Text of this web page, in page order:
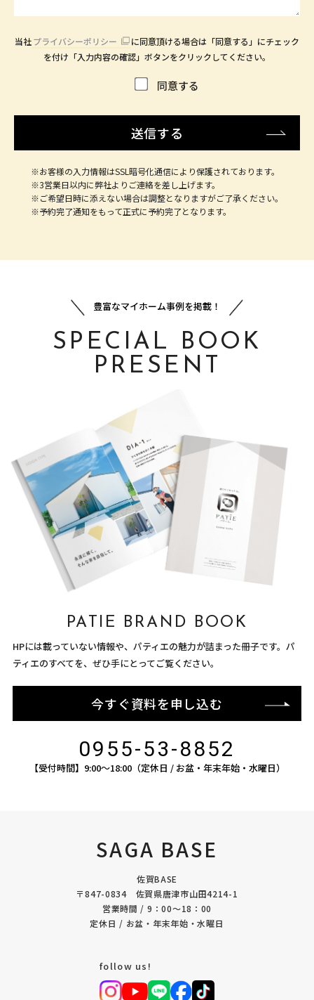
当社プライバシーポリシー
に同意頂ける場合は「同意する」にチェック
を付け「入力内容の確認」ボタンをクリックしてください。
同意する
※お客様の入力情報はSSL暗号化通信により保護されております。
※3営業日以内に弊社よりご連絡を差し上げます。
※ご希望日時に添えない場合は調整となりますがご了承ください。
※予約完了通知をもって正式に予約完了となります。
豊富なマイホーム事例を掲載！
SPECIAL BOOK
PRESENT
PATIE BRAND BOOK
HPには載っていない情報や、パティエの魅力が詰まった冊子です。パ
ティエのすべてを、ぜひ手にとってご覧ください。
今すぐ資料を申し込む
0955-53-8852
【受付時間】9:00〜18:00（定休日 / お盆・年末年始・水曜日）
SAGA BASE
佐賀BASE
〒847-0834 佐賀県唐津市山田4214-1
営業時間 / 9：00〜18：00
定休日 / お盆・年末年始・水曜日
follow us!